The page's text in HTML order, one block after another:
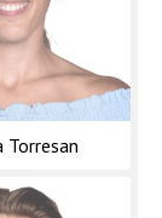
Torresan